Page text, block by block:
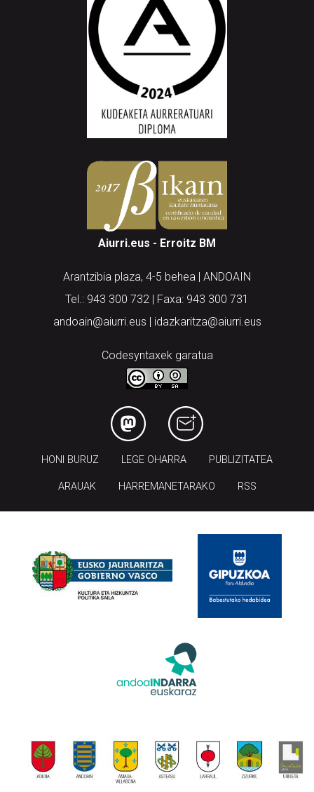
Aiurri.eus - Erroitz BM
Arantzibia plaza, 4-5 behea | ANDOAIN
Tel.: 943 300 732 | Faxa: 943 300 731
andoain@aiurri.eus | idazkaritza@aiurri.eus
Codesyntaxek garatua
HONI BURUZ LEGE OHARRA PUBLIZITATEA
ARAUAK HARREMANETARAKO RSS